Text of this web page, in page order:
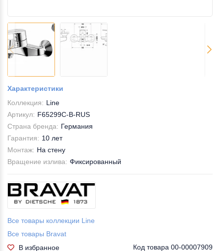
Характеристики
Коллекция: Line
Артикул: F65299C-B-RUS
Страна бренда: Германия
Гарантия: 10 лет
Монтаж: На стену
Вращение излива: Фиксированный
Все товары коллекции Line
Все товары Bravat
В избранное
Код товара 00-00007909